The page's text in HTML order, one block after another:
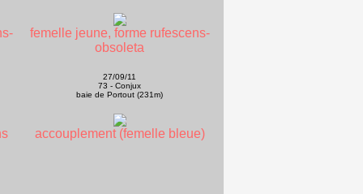
femelle jeune, forme rufescens-
obsoleta
27/09/11
73 - Conjux
baie de Portout (231m)
accouplement (femelle bleue)